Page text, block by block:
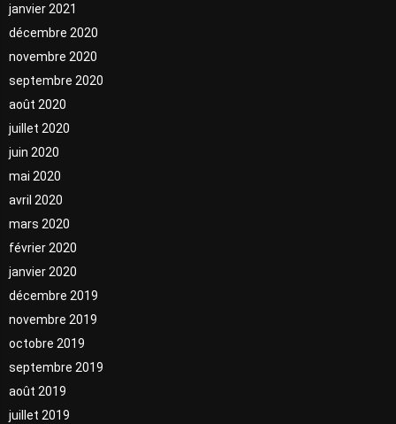
janvier 2021
décembre 2020
novembre 2020
septembre 2020
août 2020
juillet 2020
juin 2020
mai 2020
avril 2020
mars 2020
février 2020
janvier 2020
décembre 2019
novembre 2019
octobre 2019
septembre 2019
août 2019
juillet 2019